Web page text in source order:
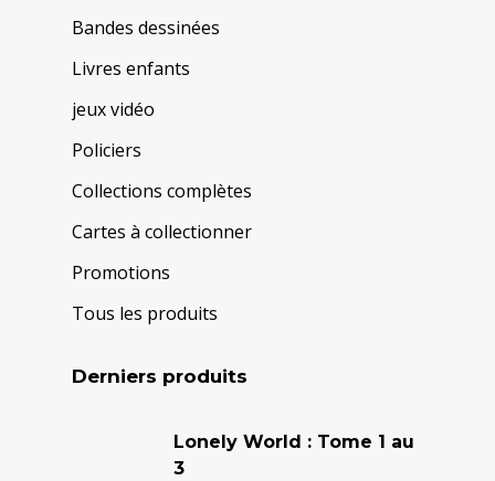
Bandes dessinées
Livres enfants
jeux vidéo
Policiers
Collections complètes
Cartes à collectionner
Promotions
Tous les produits
Derniers produits
Lonely World : Tome 1 au
3